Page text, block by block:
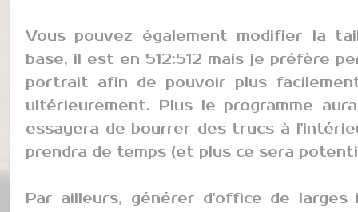
Vous pouvez également modifier la
base, il est en 512:512 mais je préfère
portrait afin de pouvoir plus
ultérieurement. Plus le programme
essayera de bourrer des trucs à
prendra de temps (et plus ce sera
Par ailleurs, générer d'office de larges